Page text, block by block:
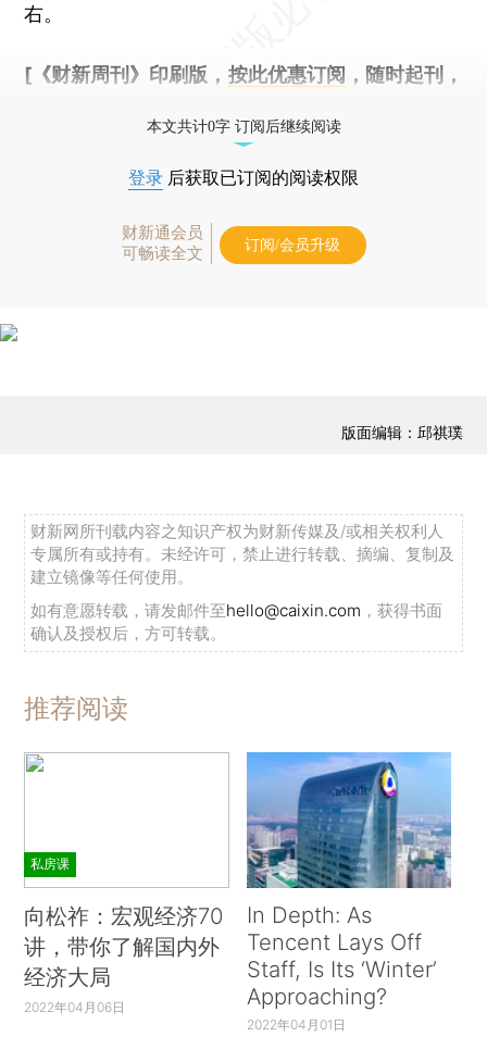
右。
[《财新周刊》印刷版， 按此优惠订阅 ，随时起刊，
本文共计0字 订阅后继续阅读
登录 后获取已订阅的阅读权限
财新通会员
可畅读全文
订阅/会员升级
版面编辑：邱祺璞
财新网所刊载内容之知识产权为财新传媒及/或相关权利人
专属所有或持有。未经许可，禁止进行转载、摘编、复制及
建立镜像等任何使用。
如有意愿转载，请发邮件至hello@caixin.com ，获得书面
确认及授权后，方可转载。
推荐阅读
私房课
向松祚：宏观经济70
讲，带你了解国内外
经济大局
2022年04月06日
In Depth: As
Tencent Lays Off
Staff, Is Its ‘Winter’
Approaching?
2022年04月01日